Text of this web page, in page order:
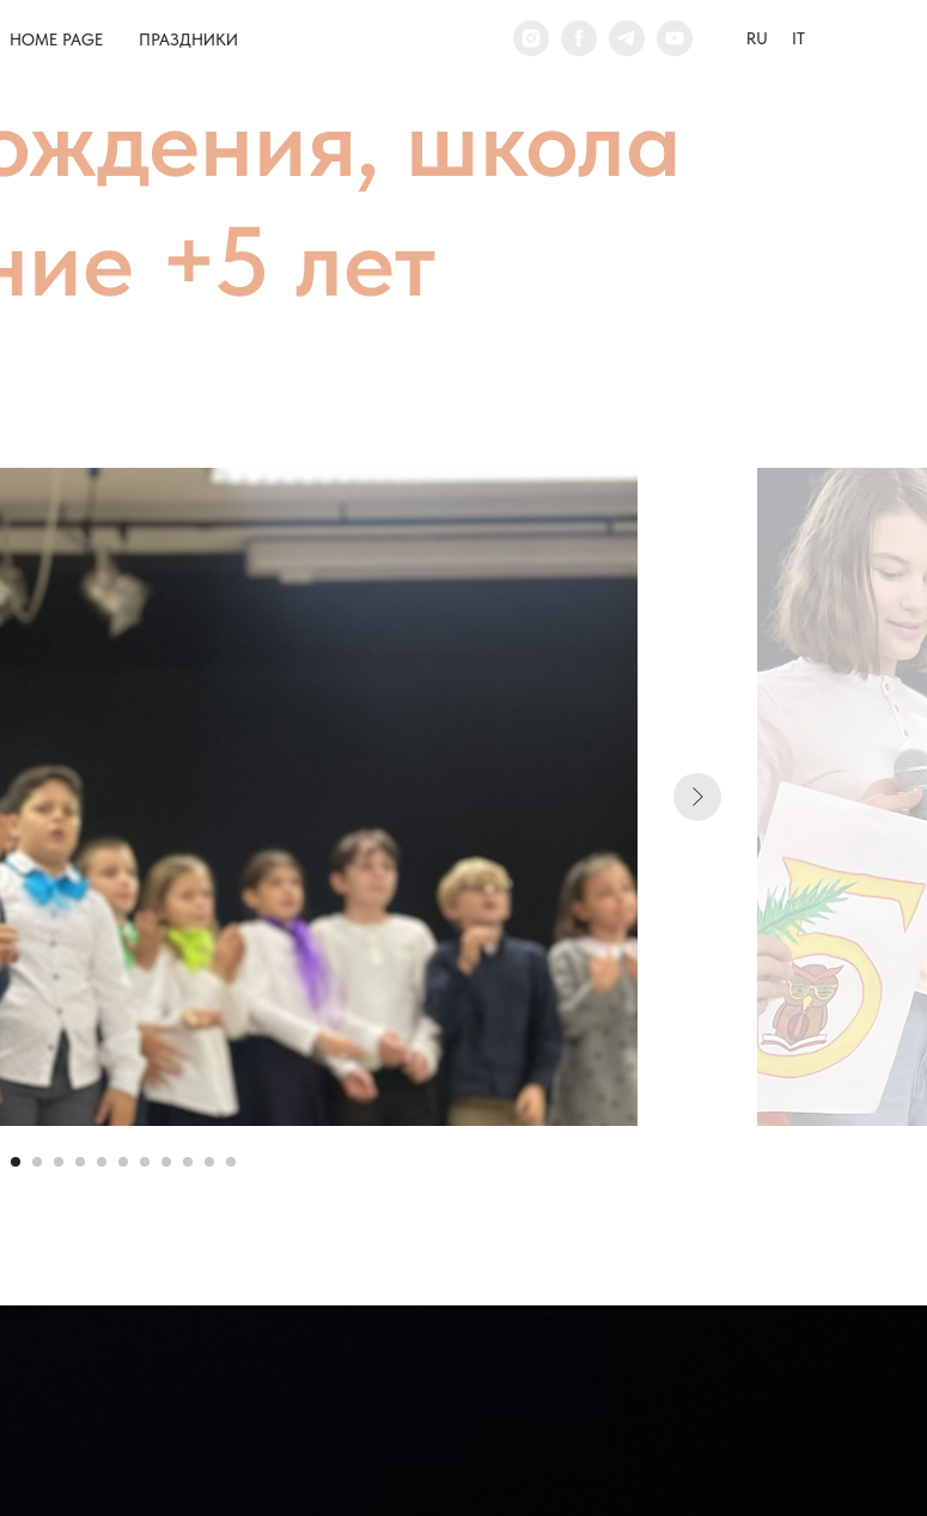
HOME PAGE ПРАЗДНИКИ RU IT
школа
+5 лет